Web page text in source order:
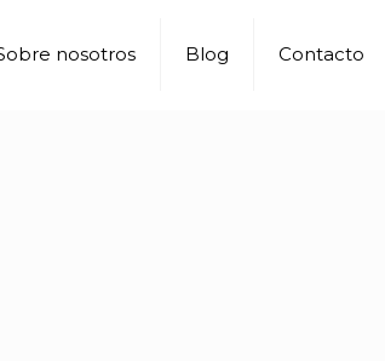
nosotros Blog Contacto